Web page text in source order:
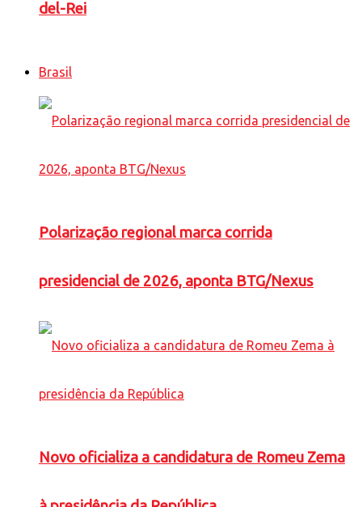
del-Rei
Brasil
Polarização regional marca corrida
presidencial de 2026, aponta BTG/Nexus
Novo oficializa a candidatura de Romeu Zema